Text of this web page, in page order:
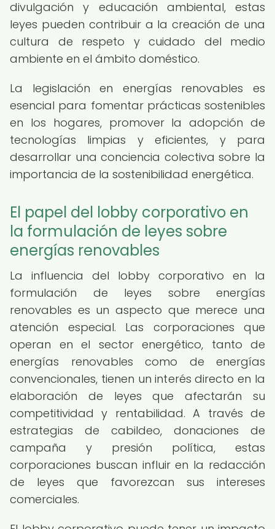
divulgación y educación ambiental, estas
leyes pueden contribuir a la creación de una
cultura de respeto y cuidado del medio
ambiente en el ámbito doméstico.
La legislación en energías renovables es
esencial para fomentar prácticas sostenibles
en los hogares, promover la adopción de
tecnologías limpias y eficientes, y para
desarrollar una conciencia colectiva sobre la
importancia de la sostenibilidad energética.
El papel del lobby corporativo en
la formulación de leyes sobre
energías renovables
La influencia del lobby corporativo en la
formulación de leyes sobre energías
renovables es un aspecto que merece una
atención especial. Las corporaciones que
operan en el sector energético, tanto de
energías renovables como de energías
convencionales, tienen un interés directo en la
elaboración de leyes que afectarán su
competitividad y rentabilidad. A través de
estrategias de cabildeo, donaciones de
campaña y presión política, estas
corporaciones buscan influir en la redacción
de leyes que favorezcan sus intereses
comerciales.